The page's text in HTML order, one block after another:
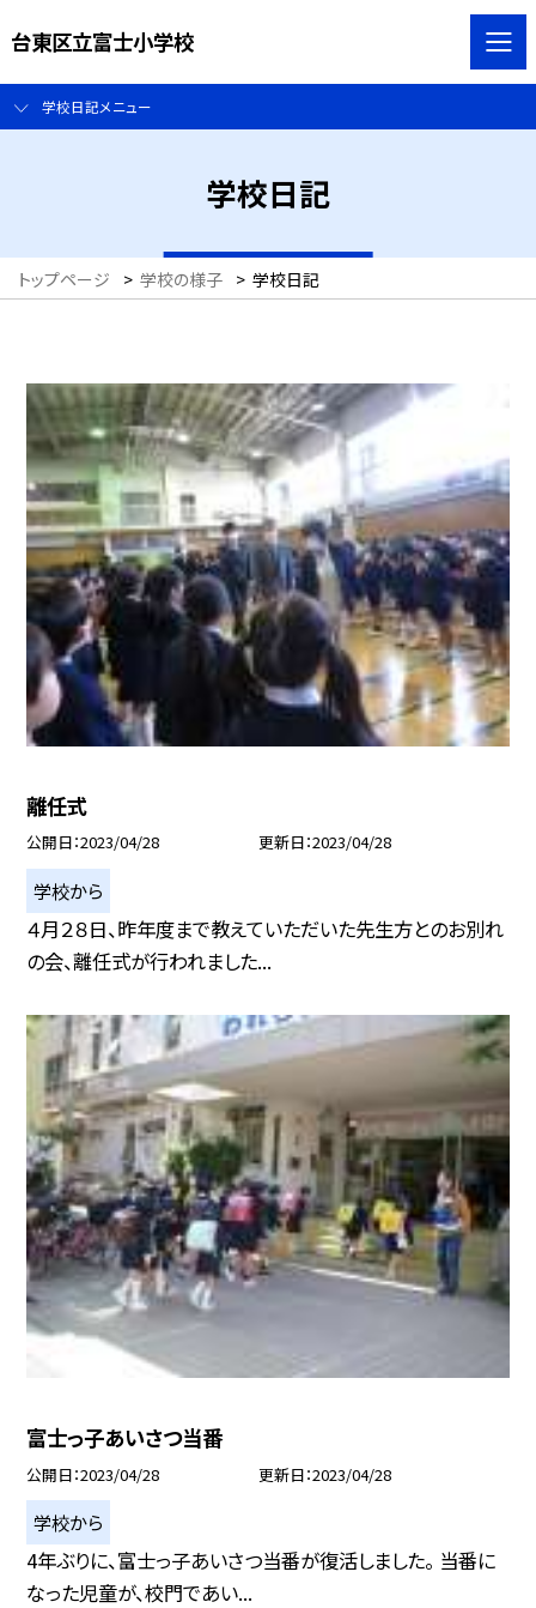
台東区立富士小学校
学校日記メニュー
学校日記
トップページ > 学校の様子 > 学校日記
離任式
公開日 2023/04/28 更新日 2023/04/28
学校から
４月２８日、昨年度まで教えていただいた先生方とのお別れ
の会、離任式が行われました...
富士っ子あいさつ当番
公開日 2023/04/28 更新日 2023/04/28
学校から
4年ぶりに、富士っ子あいさつ当番が復活しました。 当番に
なった児童が、校門であい...